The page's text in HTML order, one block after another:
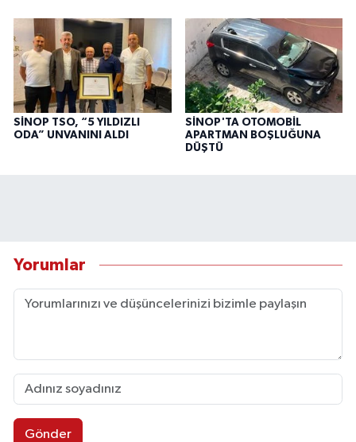
SİNOP TSO, “5 YILDIZLI
ODA” UNVANINI ALDI
SİNOP'TA OTOMOBİL
APARTMAN BOŞLUĞUNA
DÜŞTÜ
Yorumlar
Gönder